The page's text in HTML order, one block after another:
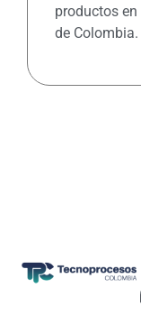
productos
de Colombia.